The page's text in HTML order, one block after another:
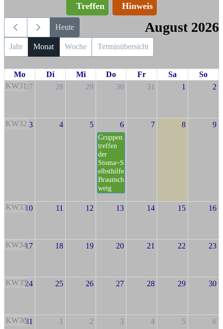
Treffen Hinweis
Heute August 2026
Jahr Monat Woche Terminübersicht
Mo Di Mi Do Fr Sa
So
KW3127 28 29 30 31 1 2
KW32 3 4 5 6
Gruppen
treffen
der
Stoma~S
elbsthilfe
Braunsch
weig
7 8 9
KW3310 11 12 13 14 15 16
KW3417 18 19 20 21 22 23
KW3524 25 26 27 28 29 30
KW3631 1 2 3 4 5 6